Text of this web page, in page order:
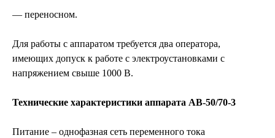
— переносном.
Для работы с аппаратом требуется два оператора,
имеющих допуск к работе с электроустановками с
напряжением свыше 1000 В.
Технические характеристики аппарата АВ-50/70-3
Питание – однофазная сеть переменного тока